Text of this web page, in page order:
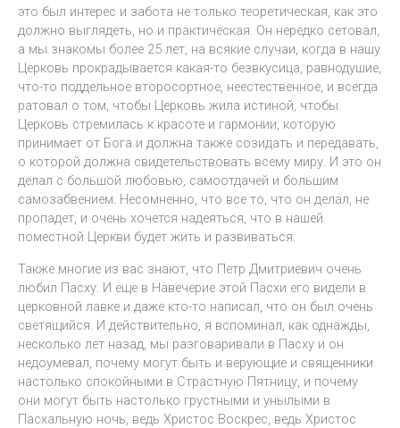
это был интерес и забота не только теоретическая, как это
должно выглядеть, но и практическая. Он нередко сетовал,
а мы знакомы более 25 лет, на всякие случаи, когда в нашу
Церковь прокрадывается какая-то безвкусица, равнодушие,
что-то поддельное второсортное, неестественное, и всегда
ратовал о том, чтобы Церковь жила истиной, чтобы
Церковь стремилась к красоте и гармонии, которую
принимает от Бога и должна также созидать и передавать,
о которой должна свидетельствовать всему миру. И это он
делал с большой любовью, самоотдачей и большим
самозабвением. Несомненно, что все то, что он делал, не
пропадет, и очень хочется надеяться, что в нашей
поместной Церкви будет жить и развиваться.
Также многие из вас знают, что Петр Дмитриевич очень
любил Пасху. И еще в Навечерие этой Пасхи его видели в
церковной лавке и даже кто-то написал, что он был очень
светящийся. И действительно, я вспоминал, как однажды,
несколько лет назад, мы разговаривали в Пасху и он
недоумевал, почему могут быть и верующие и священники
настолько спокойными в Страстную Пятницу, и почему
они могут быть настолько грустными и унылыми в
Пасхальную ночь, ведь Христос Воскрес, ведь Христос